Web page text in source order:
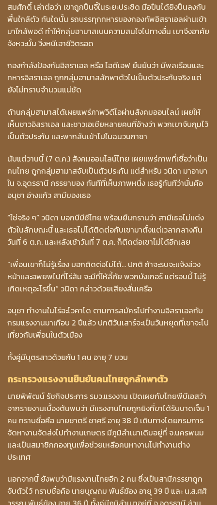
สมศักดิ์ เล่าต่อว่า เขาถูกปืนจี้ในระยะประชิด มือปืนได้ยิงปืนลงกับ
พื้นใกล้ตัว ทันใดนั้น รถบรรทุกทหารของกองทัพอิสราเอลผ่านเข้า
มาใกล้พอดี ทำให้กลุ่มฮามาสเบนความสนใจไปทางอื่น เขาจึงอาศัย
จังหวะนั้น วิ่งหนีเอาชีวิตรอด
กองกำลังป้องกันอิสราเอล หรือ ไอดีเอฟ ยืนยันว่า มีพลเรือนและ
ทหารอิสราเอล ถูกกลุ่มฮามาสลักพาตัวไปเป็นตัวประกันจริง แต่
ยังไม่ทราบจำนวนแน่ชัด
ด้านกลุ่มฮามาสได้เผยแพร่ภาพวิดีโอผ่านสังคมออนไลน์ เผยให้
เห็นชาวอิสราเอล และชาวเอเชียหลายคนที่อ้างว่า พวกเขาจับกุมไว้
เป็นตัวประกัน และพากลับเข้าไปในฉนวนกาซา
นับแต่วานนี้ (7 ต.ค.) สังคมออนไลน์ไทย เผยแพร่ภาพที่เชื่อว่าเป็น
คนไทย ถูกกลุ่มฮามาสจับเป็นตัวประกัน แต่สำหรับ วนิดา มาอาษา
ใน จ.อุดรธานี ภรรยาของ ทันทีที่เห็นภาพหนึ่ง เธอรู้ทันทีว่านั่นคือ
อนุชา อ่างแก้ว สามีของเธอ
“ใช่จริง ๆ” วนิดา บอกบีบีซีไทย พร้อมยืนกรานว่า สามีเธอไม่แต่ง
ตัวในลักษณะนี้ และเธอไม่ได้ติดต่อกับเขามาตั้งแต่เวลากลางคืน
วันที่ 6 ต.ค. และหลังเช้าวันที่ 7 ต.ค. ก็ติดต่อเขาไม่ได้อีกเลย
“เพื่อนเขาก็ไม่รู้เรื่อง บอกติดต่อไม่ได้… ปกติ ถ้าจะรบจะแจ้งล่วง
หน้าและอพยพไปที่ไร่ส้ม จะมีที่ให้ลี้ภัย พวกบังเกอร์ แต่รอบนี้ ไม่รู้
เกิดเหตุอะไรขึ้น” วนิดา กล่าวด้วยเสียงสั่นเครือ
อนุชา ทำงานในไร่อะโวคาโด ตามการสมัครไปทำงานอิสราเอลกับ
กรมแรงงานมาเกือบ 2 ปีแล้ว ปกติวันเสาร์จะเป็นวันหยุดที่เขาจะไป
เที่ยวกับเพื่อนในตัวเมือง
ทั้งคู่มีบุตรสาวด้วยกัน 1 คน อายุ 7 ขวบ
กระทรวงแรงงานยืนยันคนไทยถูกลักพาตัว
นายพิพัฒน์ รัชกิจประการ รมว.แรงงาน เปิดเผยกับไทยพีบีเอสว่า
จากรายงานเบื้องต้นพบว่า มีแรงงานไทยถูกยิงที่ขาได้รับบาดเจ็บ 1
คน ทราบชื่อคือ นายชาตรี ชาศรี อายุ 38 ปี เดินทางโดยกรมการ
จัดหางานจัดส่งไปทำงานเกษตร มีภูมิลำเนาเดิมอยู่ที่ จ.นครพนม
และเป็นสมาชิกกองทุนเพื่อช่วยเหลือคนหางานไปทำงานต่าง
ประเทศ
นอกจากนี้ ยังพบว่ามีแรงงานไทยอีก 2 คน ซึ่งเป็นสามีภรรยาถูก
จับตัวไว้ ทราบชื่อคือ นายบุญถม พันธ์ฆ้อง อายุ 39 ปี และ น.ส.ศศิ